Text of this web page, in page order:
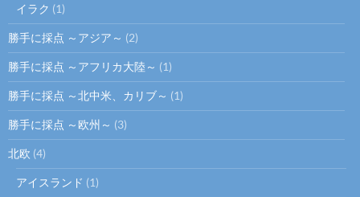
イラク (1)
勝手に採点 ～アジア～ (2)
勝手に採点 ～アフリカ大陸～ (1)
勝手に採点 ～北中米、カリブ～ (1)
勝手に採点 ～欧州～ (3)
北欧 (4)
アイスランド (1)